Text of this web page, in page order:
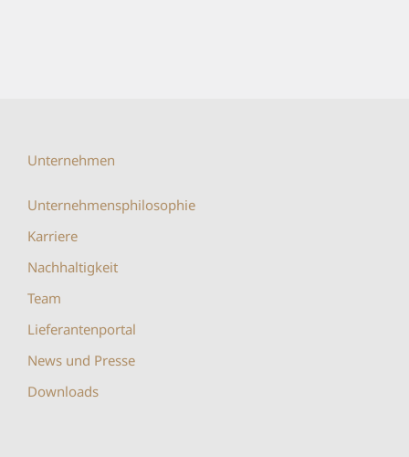
Unternehmen
Unternehmensphilosophie
Karriere
Nachhaltigkeit
Team
Lieferantenportal
News und Presse
Downloads